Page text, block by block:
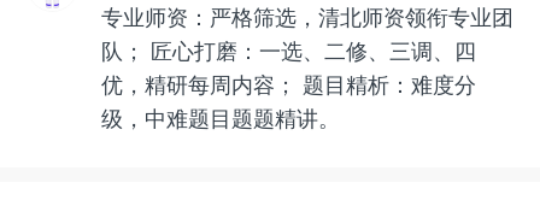
专业师资：严格筛选，清北师资领衔专业团
队； 匠心打磨：一选、二修、三调、四
优，精研每周内容； 题目精析：难度分
级，中难题目题题精讲。